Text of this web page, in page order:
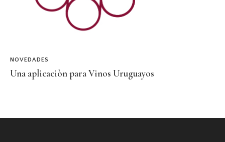
NOVEDADES
Una aplicaciòn para Vinos Uruguayos